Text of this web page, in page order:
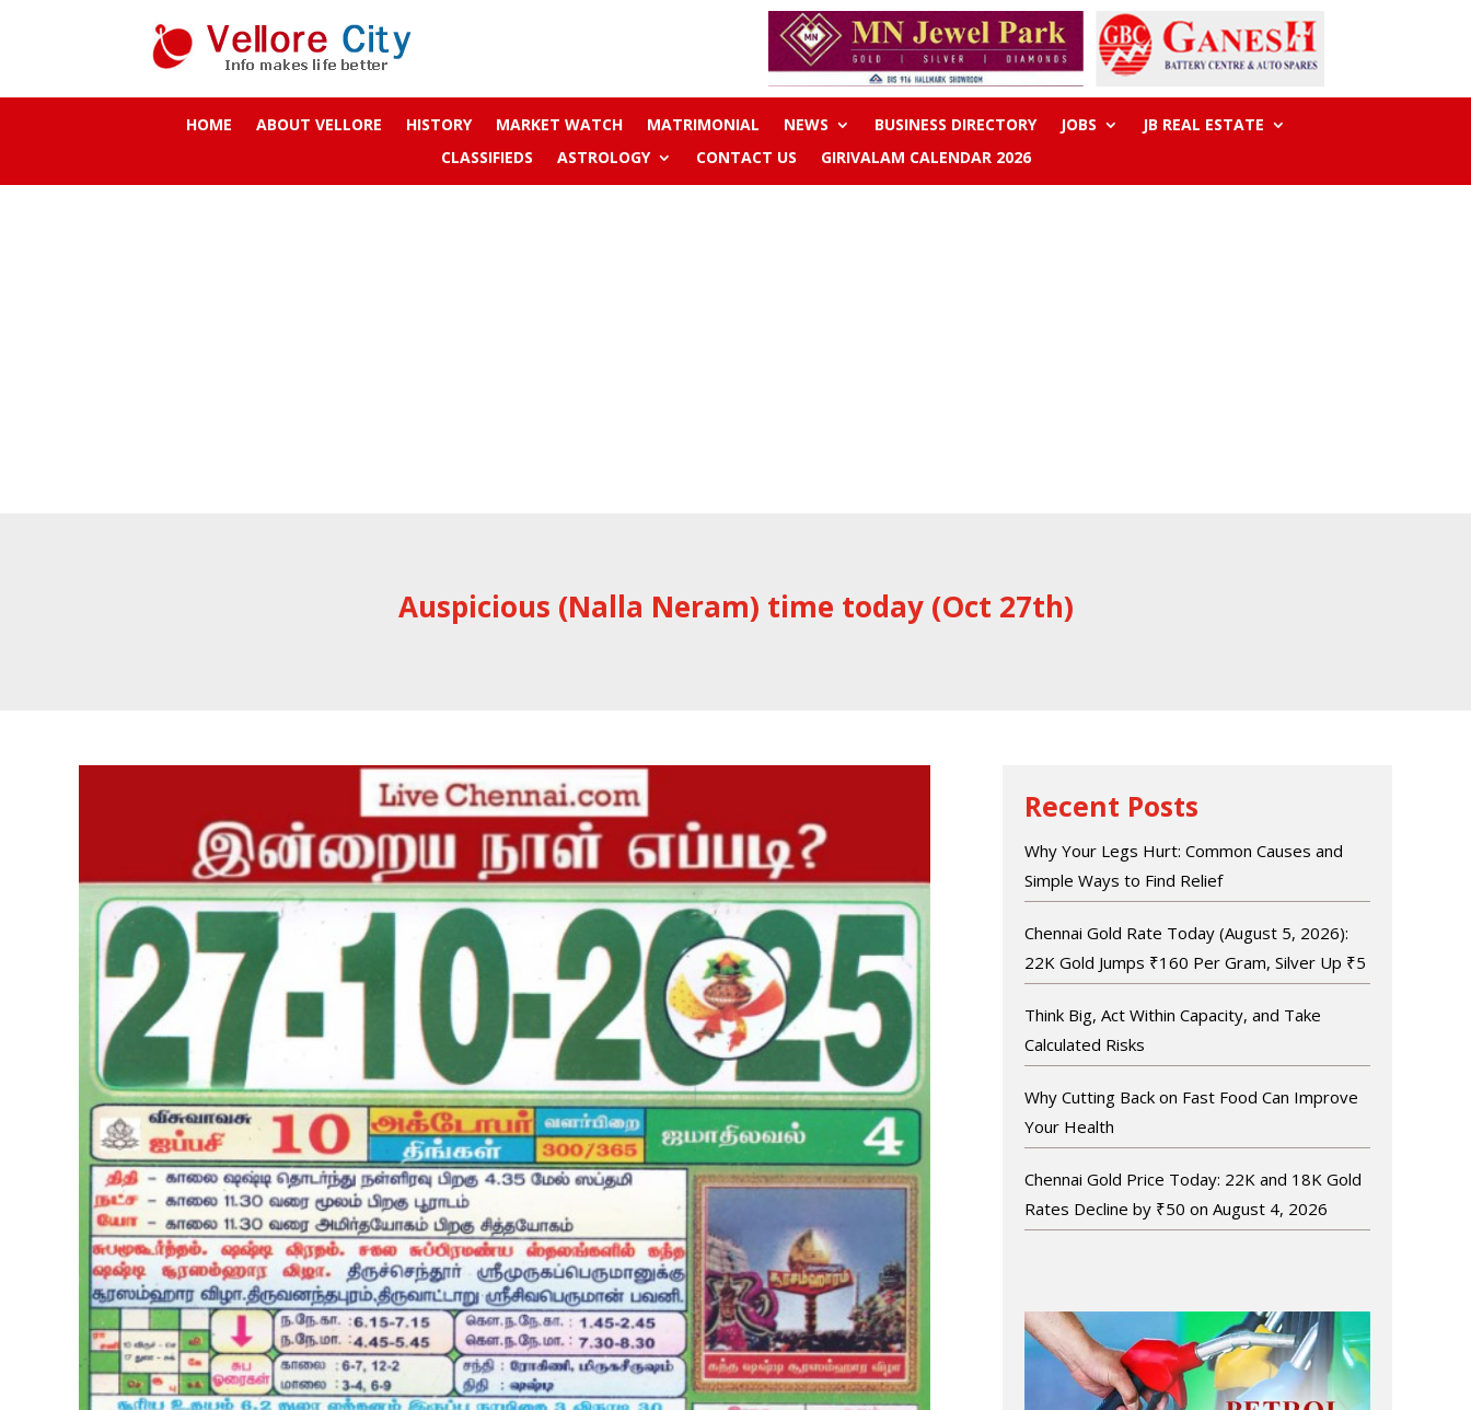
HOME ABOUT VELLORE HISTORY MARKET WATCH MATRIMONIAL NEWS BUSINESS DIRECTORY JOBS
JB REAL ESTATE
CLASSIFIEDS
ASTROLOGY CONTACT US GIRIVALAM CALENDAR 2026
Auspicious (Nalla Neram) time today (Oct 27th)
Recent Posts
Why Your Legs Hurt: Common Causes and
Simple Ways to Find Relief
Chennai Gold Rate Today (August 5, 2026):
22K Gold Jumps ₹160 Per Gram, Silver Up ₹5
Think Big, Act Within Capacity, and Take
Calculated Risks
Why Cutting Back on Fast Food Can Improve
Your Health
Chennai Gold Price Today: 22K and 18K Gold
Rates Decline by ₹50 on August 4, 2026